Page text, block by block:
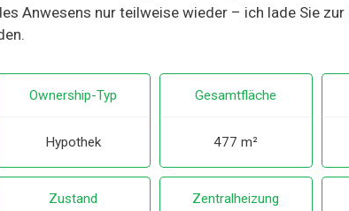
Anwesens nur teilweise wieder – ich lade Sie
Ownership-Typ
Hypothek
Gesamtfläche
477 m²
Zustand Zentralheizung